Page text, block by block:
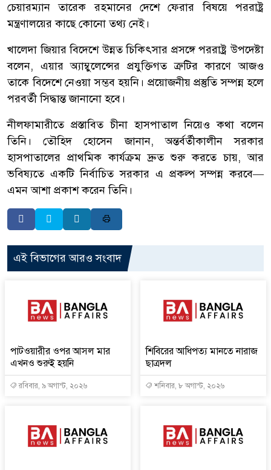
চেয়ারম্যান তারেক রহমানের দেশে ফেরার বিষয়ে পররাষ্ট্র
মন্ত্রণালয়ের কাছে কোনো তথ্য নেই।
খালেদা জিয়ার বিদেশে উন্নত চিকিৎসার প্রসঙ্গে পররাষ্ট্র উপদেষ্টা
বলেন, এয়ার অ্যাম্বুলেন্সের প্রযুক্তিগত ত্রুটির কারণে আজও
তাকে বিদেশে নেওয়া সম্ভব হয়নি। প্রয়োজনীয় প্রস্তুতি সম্পন্ন হলে
পরবর্তী সিদ্ধান্ত জানানো হবে।
নীলফামারীতে প্রস্তাবিত চীনা হাসপাতাল নিয়েও কথা বলেন
তিনি। তৌহিদ হোসেন জানান, অন্তর্বর্তীকালীন সরকার
হাসপাতালের প্রাথমিক কার্যক্রম দ্রুত শুরু করতে চায়, আর
ভবিষ্যতে একটি নির্বাচিত সরকার এ প্রকল্প সম্পন্ন করবে—
এমন আশা প্রকাশ করেন তিনি।
এই বিভাগের আরও সংবাদ
পাটওয়ারীর ওপর আসল মার
এখনও শুরুই হয়নি
রবিবার, ৯ অগাস্ট, ২০২৬
শিবিরের আধিপত্য মানতে নারাজ
ছাত্রদল
শনিবার, ৮ অগাস্ট, ২০২৬